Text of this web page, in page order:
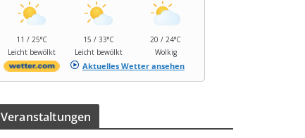
11 / 25°C
Leicht bewölkt
15 / 33°C
Leicht bewölkt
20 / 24°C
Wolkig
Aktuelles Wetter ansehen
Ver­an­stal­tun­gen